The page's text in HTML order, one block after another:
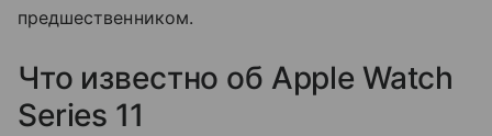
предшественником.
Что известно об Apple Watch
Series 11